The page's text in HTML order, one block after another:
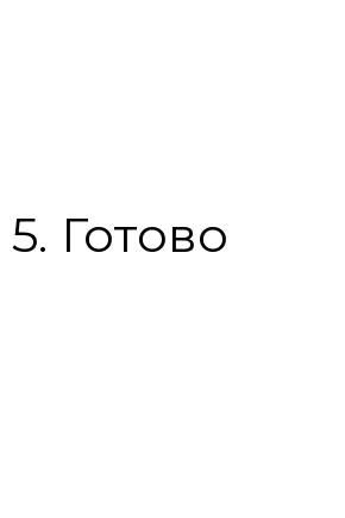
5. Готово